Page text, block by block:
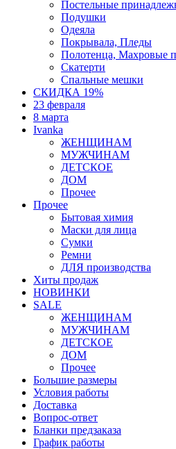
Постельные
Подушки
Одеяла
Покрывала, Пледы
Полотенца, Махровые
Скатерти
Спальные мешки
СКИДКА 19%
23 февраля
8 марта
Ivanka
ЖЕНЩИНАМ
МУЖЧИНАМ
ДЕТСКОЕ
ДОМ
Прочее
Прочее
Бытовая химия
Маски для лица
Сумки
Ремни
ДЛЯ производства
Хиты продаж
НОВИНКИ
SALE
ЖЕНЩИНАМ
МУЖЧИНАМ
ДЕТСКОЕ
ДОМ
Прочее
Большие размеры
Условия работы
Доставка
Вопрос-ответ
Бланки предзаказа
График работы